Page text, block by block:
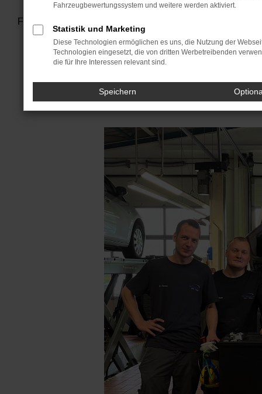
Das Autohaus Bongen blickt auf eine über 60-
Familienunternehmen für unsere Kunden da und seit
und Skoda. Außerdem zählen wir SEAT seit 2020
Karosserie- und Lackzentrum
Fahrzeugbewertungssystem und weitere werden aktiviert.
Statistik und Marketing
Diese Technologien ermöglichen es uns, die Nutzung der
Technologien eingesetzt, die von dritten Werbetreibenden
die für Ihre Interessen relevant sind.
Speichern